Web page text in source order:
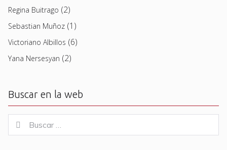
Regina Buitrago (2)
Sebastian Muñoz (1)
Victoriano Albillos (6)
Yana Nersesyan (2)
Buscar en la web
for:
Buscar